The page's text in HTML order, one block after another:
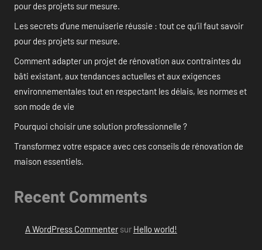
pour des projets sur mesure.
Les secrets d’une menuiserie réussie : tout ce qu’il faut savoir
pour des projets sur mesure.
Comment adapter un projet de rénovation aux contraintes du
bâti existant, aux tendances actuelles et aux exigences
environnementales tout en respectant les délais, les normes et
son mode de vie
Pourquoi choisir une solution professionnelle ?
Transformez votre espace avec ces conseils de rénovation de
maison essentiels.
Recent Comments
A WordPress Commentersur Hello world!